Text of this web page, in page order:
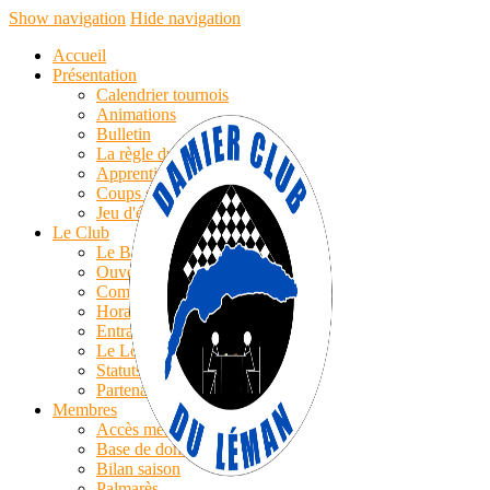
Show navigation Hide navigation
Accueil
Présentation
Calendrier tournois
Animations
Bulletin
La règle du jeu
Apprentissage
Coups simples
Jeu d'échecs
Le Club
Le Bureau
Ouverture
Compte-rendu AG
Horaires/Cotisations
Entrainements
Le Logo
Statuts
Partenaires
Membres
Accès membres
Base de données
Bilan saison